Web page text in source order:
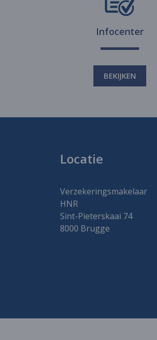
Infocenter
BEKIJKEN
Locatie
Verzekeringsmakelaar
HNR
Sint-Pieterskaai 74
8000 Brugge